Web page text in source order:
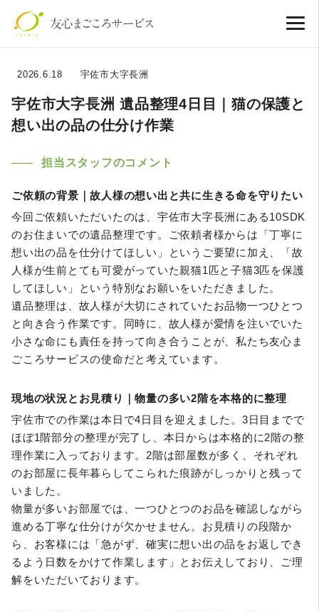
2026.6.18 宇佐市大字長洲
宇佐市大字長洲 遺品整理4日目｜猫の保護と
想い出の品の仕分け作業
担当スタッフのコメント
ご依頼の背景｜故人様の想い出と共に生きる命を守りたい
今回ご依頼いただいたのは、宇佐市大字長洲にある10SDK
のお住まいでの遺品整理です。ご依頼者様からは「丁寧に
想い出の品を仕分けてほしい」というご要望に加え、「故
人様が生前とても可愛がっていた親猫1匹と子猫3匹を保護
してほしい」という特別なお願いをいただきました。
遺品整理は、故人様が大切にされていたお品物一つひとつ
と向き合う作業です。同時に、故人様が愛情を注いでいた
小さな命にも責任を持って向き合うことが、私たち友心ま
ごころサービスの使命だと考えています。
現地の状況とお見積り｜物量の多い2階を本格的に整理
宇佐市での作業は本日で4日目を迎えました。3日目までで
ほぼ1階部分の整理が完了し、本日からは本格的に2階の整
理作業に入っております。2階は部屋数が多く、それぞれ
のお部屋に長年暮らしてこられた痕跡がしっかりと残って
いました。
物量が多いお部屋では、一つひとつのお品を確認しながら
進める丁寧な仕分けが欠かせません。お見積りの段階か
ら、お客様には「急がず、確実に想い出の品をお返しでき
るよう日数をかけて作業します」とお伝えしており、ご理
解をいただいております。